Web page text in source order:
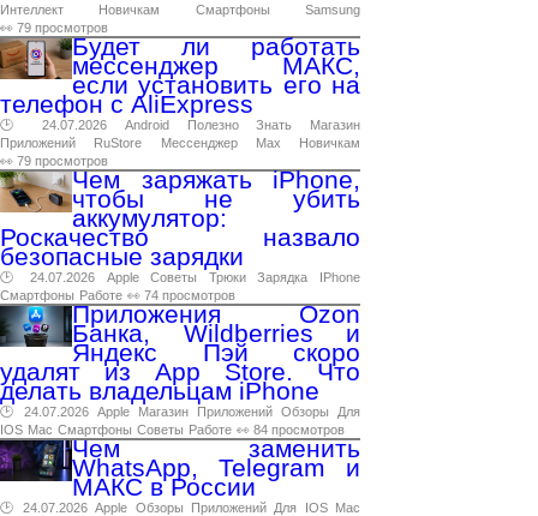
Интеллект
Новичкам Смартфоны
Samsung
👀 79 просмотров
Будет ли работать
мессенджер МАКС,
если установить его на
телефон с AliExpress
🕑 24.07.2026 Android Полезно Знать
Магазин
Приложений
RuStore Мессенджер Max
Новичкам
👀 79 просмотров
Чем заряжать iPhone,
чтобы не убить
аккумулятор:
Роскачество назвало
безопасные зарядки
🕑 24.07.2026 Apple Советы Трюки Зарядка
IPhone
Смартфоны Работе 👀 74 просмотров
Приложения Ozon
Банка, Wildberries и
Яндекс Пэй скоро
удалят из App Store. Что
делать владельцам iPhone
🕑 24.07.2026 Apple Магазин Приложений Обзоры
Для
IOS Mac Смартфоны Советы Работе 👀 84 просмотров
Чем заменить
WhatsApp, Telegram и
МАКС в России
🕑 24.07.2026 Apple Обзоры Приложений Для IOS
Mac